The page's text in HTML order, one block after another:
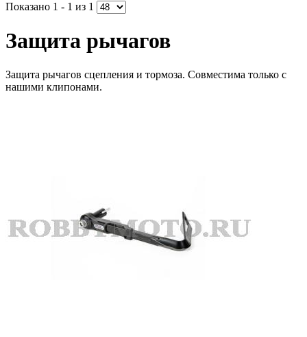
Показано 1 - 1 из 1
Защита рычагов
Защита рычагов сцепления и тормоза. Совместима только с
нашими клипонами.